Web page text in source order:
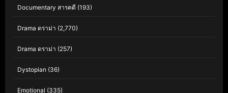
Documentary สารคดี (193)
Drama ดราม่า (2,770)
Drama ดราม่า (257)
Dystopian (36)
Emotional (335)